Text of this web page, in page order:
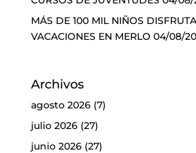
MÁS DE 100 MIL NIÑOS
VACACIONES EN MERLO 04/08/
Archivos
agosto 2026(7)
julio 2026(27)
junio 2026(27)